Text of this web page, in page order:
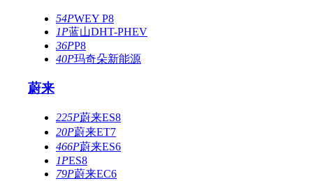
54PWEY P8
1P蓝山DHT-PHEV
36PP8
40P玛奇朵新能源
蔚来
225P蔚来ES8
20P蔚来ET7
466P蔚来ES6
1PES8
79P蔚来EC6